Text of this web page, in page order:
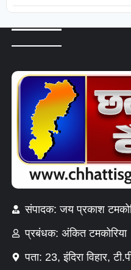
संपादक: जय प्रकाश
प्रबंधक: अंकित टमकोरिया
पता: 23, इंदिरा विहार,